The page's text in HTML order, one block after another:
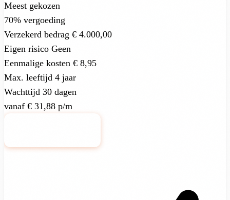
Meest gekozen
70% vergoeding
Verzekerd bedrag € 4.000,00
Eigen risico Geen
Eenmalige kosten € 8,95
Max. leeftijd 4 jaar
Wachttijd 30 dagen
vanaf € 31,88 p/m